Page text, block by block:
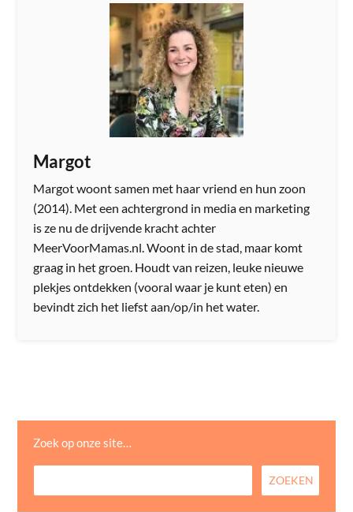
Margot
Margot woont samen met haar vriend en hun zoon
(2014). Met een achtergrond in media en marketing
is ze nu de drijvende kracht achter
MeerVoorMamas.nl. Woont in de stad, maar komt
graag in het groen. Houdt van reizen, leuke nieuwe
plekjes ontdekken (vooral waar je kunt eten) en
bevindt zich het liefst aan/op/in het water.
Zoek op onze site…